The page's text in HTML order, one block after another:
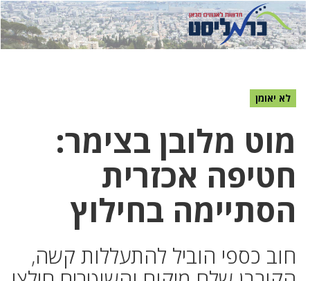
לחץ
כאן
לחץ
כדי
לא יאומן
מוט מלובן בצימר:
חטיפה אכזרית
הסתיימה בחילוץ
חוב כספי הוביל להתעללות קשה,